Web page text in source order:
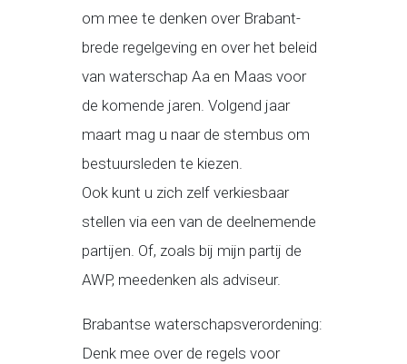
om mee te denken over Brabant-
brede regelgeving en over het beleid
van waterschap Aa en Maas voor
de komende jaren. Volgend jaar
maart mag u naar de stembus om
bestuursleden te kiezen.
Ook kunt u zich zelf verkiesbaar
stellen via een van de deelnemende
partijen. Of, zoals bij mijn partij de
AWP, meedenken als adviseur.
Brabantse waterschapsverordening:
Denk mee over de regels voor